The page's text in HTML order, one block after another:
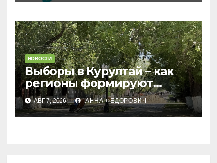
НОВОСТИ
Выборы в Курултай – как
регионы формируют
политическую повестку
АВГ 7, 2026 АННА ФЕДОРОВИЧ